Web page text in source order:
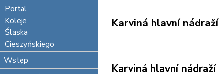
Portal
Koleje
Śląska
Cieszyńskiego
Wstęp
Karviná hlavní nádraží
Karviná hlavní nádraží